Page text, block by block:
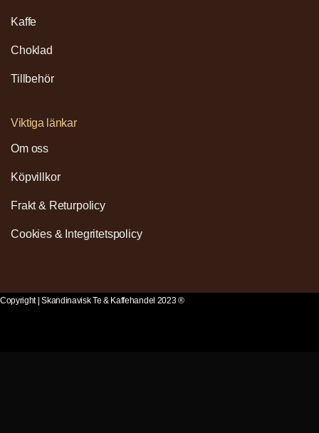
Kaffe
Choklad
Tillbehör
Viktiga länkar
Om oss
Köpvillkor
Frakt & Returpolicy
Cookies & Integritetspolicy
Copyright | Skandinavisk Te & Kaffehandel 2023 ®